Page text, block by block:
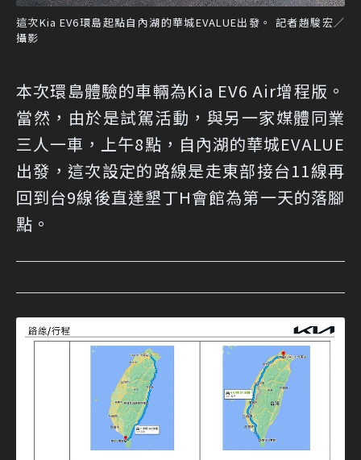
這次Kia EV6環島起點自內湖的華城EVALUE出發。 記者趙駿宏／
攝影
本次環島體驗的車輛為Kia EV6 Air增程版。
當然，由於是試駕活動，與另一家媒體同業
三人一車，上午8點，自內湖的華城EVALUE
出發，這次設定的路線是走東部接台11線再
回到台9線後直達墾丁H會館為第一天的落腳
點。